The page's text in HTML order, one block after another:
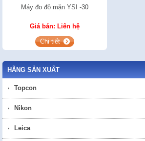
Máy đo độ mặn YSI -30
Giá bán: Liên hệ
Chi tiết
HÃNG SẢN XUẤT
Topcon
Nikon
Leica